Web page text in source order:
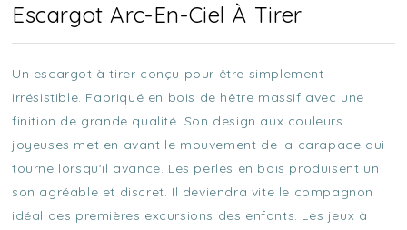
Escargot Arc-En-Ciel À Tirer
Un escargot à tirer conçu pour être simplement
irrésistible. Fabriqué en bois de hêtre massif avec une
finition de grande qualité. Son design aux couleurs
joyeuses met en avant le mouvement de la carapace qui
tourne lorsqu'il avance. Les perles en bois produisent un
son agréable et discret. Il deviendra vite le compagnon
idéal des premières excursions des enfants. Les jeux à